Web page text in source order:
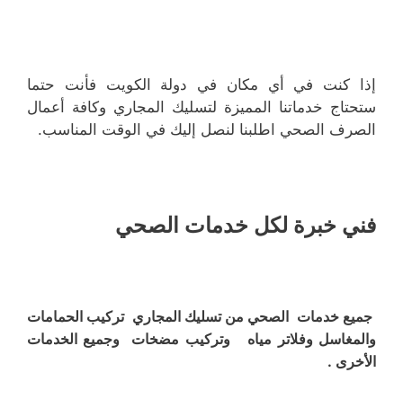
إذا كنت في أي مكان في دولة الكويت فأنت حتما
ستحتاج خدماتنا المميزة لتسليك المجاري وكافة أعمال
الصرف الصحي اطلبنا لنصل إليك في الوقت المناسب.
فني خبرة لكل خدمات الصحي
جميع خدمات الصحي من تسليك المجاري تركيب الحمامات
والمغاسل وفلاتر مياه وتركيب مضخات وجميع الخدمات
الأخرى .